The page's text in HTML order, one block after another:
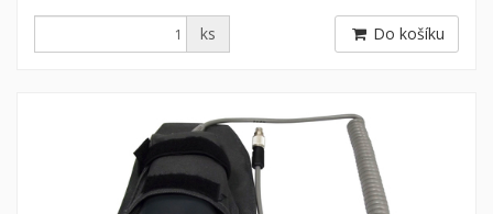
ks Do košíku